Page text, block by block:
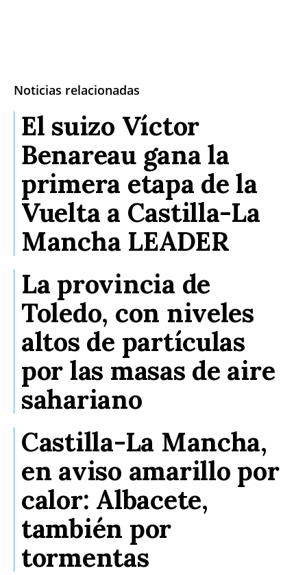
Noticias relacionadas
El suizo Víctor
Benareau gana la
primera etapa de la
Vuelta a Castilla-La
Mancha LEADER
La provincia de
Toledo, con niveles
altos de partículas
por las masas de aire
sahariano
Castilla-La Mancha,
en aviso amarillo por
calor: Albacete,
también por
tormentas